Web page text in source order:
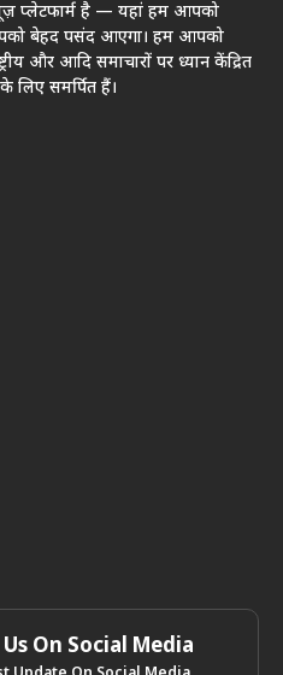
प्लेटफार्म है — यहां हम आपको
बेहद पसंद आएगा। हम आपको
और आदि समाचारों पर ध्यान केंद्रित
लिए समर्पित हैं।
On Social Media